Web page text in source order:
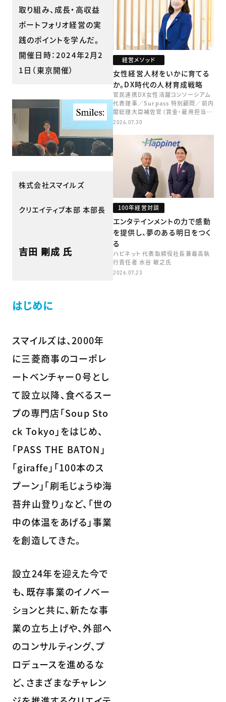
取り組み、成長・高収益
ポートフォリオ経営の実
践のポイントを学んだ。
開催日時：2024年2月2
1日（東京開催）
株式会社スマイルズ
クリエイティブ本部 本部長
吉田 剛成 氏
はじめに
スマイルズは、2000年
に三菱商事のコーポレ
ートベンチャー０号とし
て設立以降、食べるスー
プの専門店「Soup Sto
ck Tokyo」をはじめ、
「PASS THE BATON」
「giraffe」「100本のス
プーン」「刷毛じょうゆ海
苔弁山登り」など、「世の
中の体温をあげる」事業
を創造してきた。
設立24年を迎えた今で
も、既存事業のイノベー
ションと共に、新たな事
業の立ち上げや、外部へ
のコンサルティング、プ
ロデュースを進めるな
ど、さまざまなチャレン
経営メソッド
女性経営人材をいかに育てる
か。DX時代の人材育成戦略
官民連携DX女性活躍コンソーシアム
代表理事／Surpass 特別顧問／前内
閣総理大臣補佐官（賃金・雇用担当）
矢田 稚子
2026.07.30
100年経営対談
エンタテインメントの力で感動
を提供し、夢のある明日をつく
る
ハピネット 代表取締役社長兼最高執
行責任者 水谷 敏之氏
2026.07.23